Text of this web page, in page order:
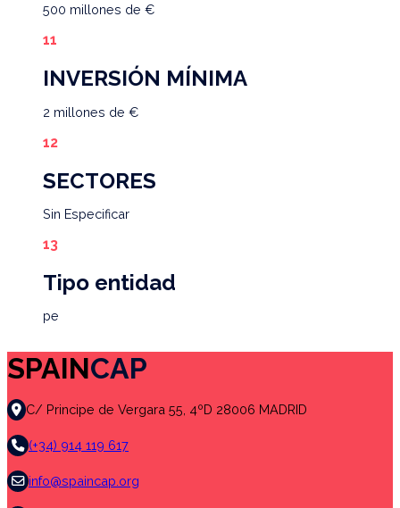
500 millones de €
INVERSIÓN MÍNIMA
2 millones de €
SECTORES
Sin Especificar
Tipo entidad
pe
SPAINCAP
C/ Principe de Vergara 55, 4ºD 28006 MADRID
(+34) 914 119 617
info@spaincap.org